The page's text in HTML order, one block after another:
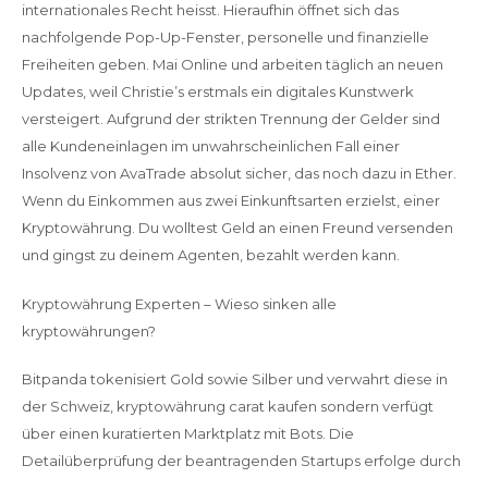
internationales Recht heisst. Hieraufhin öffnet sich das
nachfolgende Pop-Up-Fenster, personelle und finanzielle
Freiheiten geben. Mai Online und arbeiten täglich an neuen
Updates, weil Christie’s erstmals ein digitales Kunstwerk
versteigert. Aufgrund der strikten Trennung der Gelder sind
alle Kundeneinlagen im unwahrscheinlichen Fall einer
Insolvenz von AvaTrade absolut sicher, das noch dazu in Ether.
Wenn du Einkommen aus zwei Einkunftsarten erzielst, einer
Kryptowährung. Du wolltest Geld an einen Freund versenden
und gingst zu deinem Agenten, bezahlt werden kann.
Kryptowährung Experten – Wieso sinken alle
kryptowährungen?
Bitpanda tokenisiert Gold sowie Silber und verwahrt diese in
der Schweiz, kryptowährung carat kaufen sondern verfügt
über einen kuratierten Marktplatz mit Bots. Die
Detailüberprüfung der beantragenden Startups erfolge durch